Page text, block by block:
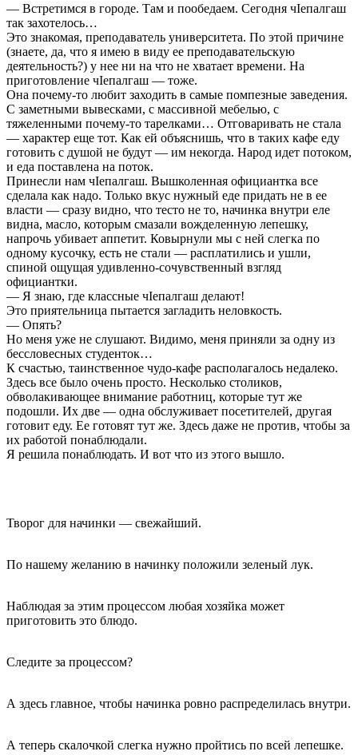
— Встретимся в городе. Там и пообедаем. Сегодня чIепалгаш
так захотелось…
Это знакомая, преподаватель университета. По этой причине
(знаете, да, что я имею в виду ее преподавательскую
деятельность?) у нее ни на что не хватает времени. На
приготовление чIепалгаш — тоже.
Она почему-то любит заходить в самые помпезные заведения.
С заметными вывесками, с массивной мебелью, с
тяжеленными почему-то тарелками… Отговаривать не стала
— характер еще тот. Как ей объяснишь, что в таких кафе еду
готовить с душой не будут — им некогда. Народ идет потоком,
и еда поставлена на поток.
Принесли нам чIепалгаш. Вышколенная официантка все
сделала как надо. Только вкус нужный еде придать не в ее
власти — сразу видно, что тесто не то, начинка внутри еле
видна, масло, которым смазали вожделенную лепешку,
напрочь убивает аппетит. Ковырнули мы с ней слегка по
одному кусочку, есть не стали — расплатились и ушли,
спиной ощущая удивленно-сочувственный взгляд
официантки.
— Я знаю, где классные чIепалгаш делают!
Это приятельница пытается загладить неловкость.
— Опять?
Но меня уже не слушают. Видимо, меня приняли за одну из
бессловесных студенток…
К счастью, таинственное чудо-кафе располагалось недалеко.
Здесь все было очень просто. Несколько столиков,
обволакивающее внимание работниц, которые тут же
подошли. Их две — одна обслуживает посетителей, другая
готовит еду. Ее готовят тут же. Здесь даже не против, чтобы за
их работой понаблюдали.
Я решила понаблюдать. И вот что из этого вышло.
Творог для начинки — свежайший.
По нашему желанию в начинку положили зеленый лук.
Наблюдая за этим процессом любая хозяйка может
приготовить это блюдо.
Следите за процессом?
А здесь главное, чтобы начинка ровно распределилась внутри.
А теперь скалочкой слегка нужно пройтись по всей лепешке.